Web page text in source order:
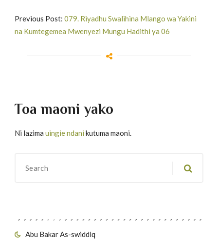
Abu Bakar As-swiddiq
Previous Post: 079. Riyadhu Swalihina Mlango wa Yakini
na Kumtegemea Mwenyezi Mungu Hadithi ya 06
Toa maoni yako
Ni lazima uingie ndani kutuma maoni.